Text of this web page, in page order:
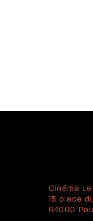
Cinéma
15 place
64000 Pau